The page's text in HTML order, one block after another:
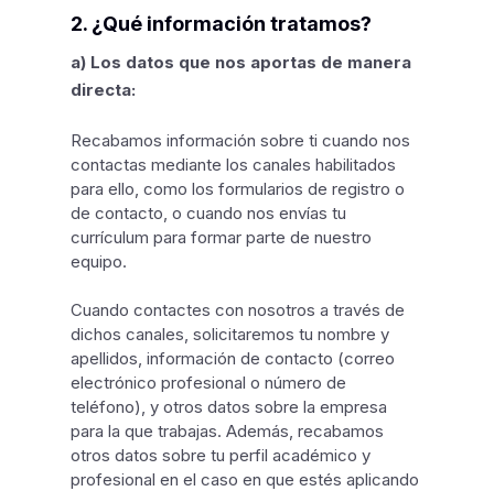
2. ¿Qué información tratamos?
a) Los datos que nos aportas de manera
directa:
Recabamos información sobre ti cuando nos
contactas mediante los canales habilitados
para ello, como los formularios de registro o
de contacto, o cuando nos envías tu
currículum para formar parte de nuestro
equipo.
Cuando contactes con nosotros a través de
dichos canales, solicitaremos tu nombre y
apellidos, información de contacto (correo
electrónico profesional o número de
teléfono), y otros datos sobre la empresa
para la que trabajas. Además, recabamos
otros datos sobre tu perfil académico y
profesional en el caso en que estés aplicando